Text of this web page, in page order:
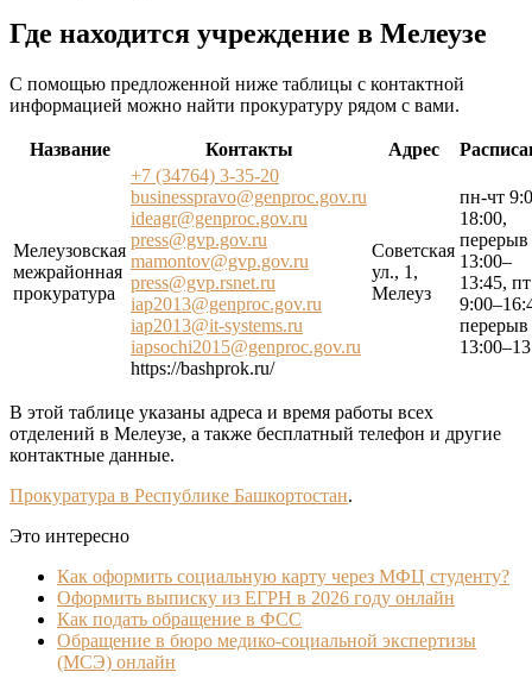
Где находится учреждение в Мелеузе
С помощью предложенной ниже таблицы с контактной
информацией можно найти прокуратуру рядом с вами.
Название Контакты Адрес
Мелеузовская
межрайонная
прокуратура
+7 (34764) 3-35-20
businesspravo@genproc.gov.ru
ideagr@genproc.gov.ru
press@gvp.gov.ru
mamontov@gvp.gov.ru
press@gvp.rsnet.ru
iap2013@genproc.gov.ru
iap2013@it-systems.ru
iapsochi2015@genproc.gov.ru
https://bashprok.ru/
Советская
ул., 1,
Мелеуз
пн-чт
18:00,
перерыв
13:00–
13:45, пт
перерыв
В этой таблице указаны адреса и время работы всех
отделений в Мелеузе, а также бесплатный телефон и другие
контактные данные.
Прокуратура в Республике Башкортостан.
Это интересно
Как оформить социальную карту через МФЦ студенту?
Оформить выписку из ЕГРН в 2026 году онлайн
Как подать обращение в ФСС
Обращение в бюро медико-социальной экспертизы
(МСЭ) онлайн